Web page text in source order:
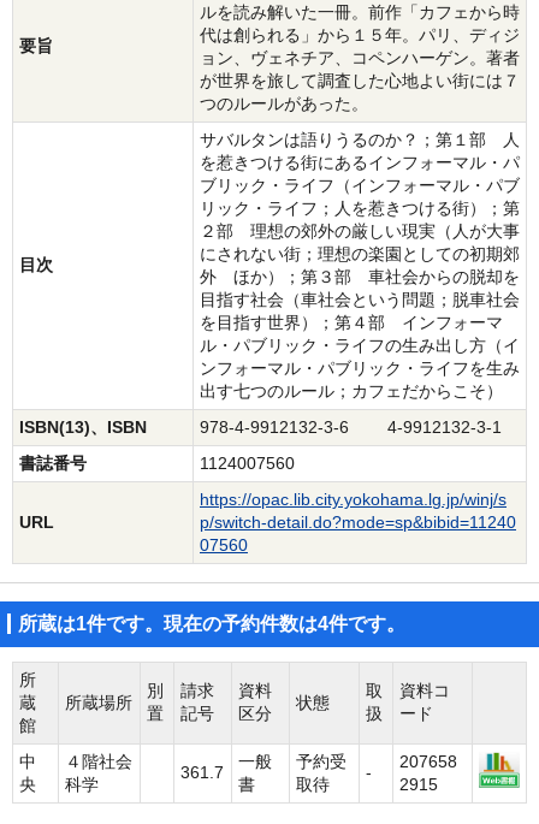
要旨
ルを読み解いた一冊。前作「カフェから時
代は創られる」から１５年。パリ、ディジ
ョン、ヴェネチア、コペンハーゲン。著者
が世界を旅して調査した心地よい街には７
つのルールがあった。
目次
サバルタンは語りうるのか？；第１部 人
を惹きつける街にあるインフォーマル・パ
ブリック・ライフ（インフォーマル・パブ
リック・ライフ；人を惹きつける街）；第
２部 理想の郊外の厳しい現実（人が大事
にされない街；理想の楽園としての初期郊
外 ほか）；第３部 車社会からの脱却を
目指す社会（車社会という問題；脱車社会
を目指す世界）；第４部 インフォーマ
ル・パブリック・ライフの生み出し方（イ
ンフォーマル・パブリック・ライフを生み
出す七つのルール；カフェだからこそ）
ISBN(13)、ISBN
978-4-9912132-3-6 4-9912132-3-1
書誌番号
1124007560
URL
https://opac.lib.city.yokohama.lg.jp/winj/s
p/switch-detail.do?mode=sp&bibid=11240
07560
所蔵は1件です。現在の予約件数は4件です。
所
蔵
館
所蔵場所
別
置
請求
記号
資料
区分
状態
取
扱
資料コ
ード
中
央
４階社会
科学
361.7
一般
書
予約受
取待
-
207658
2915